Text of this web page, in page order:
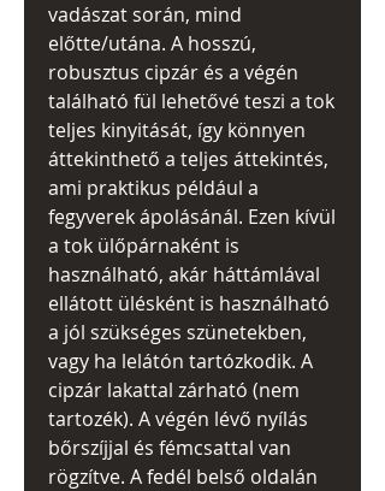
vadászat során, mind
előtte/utána. A hosszú,
robusztus cipzár és a végén
található fül lehetővé teszi a tok
teljes kinyitását, így könnyen
áttekinthető a teljes áttekintés,
ami praktikus például a
fegyverek ápolásánál. Ezen kívül
a tok ülőpárnaként is
használható, akár háttámlával
ellátott ülésként is használható
a jól szükséges szünetekben,
vagy ha lelátón tartózkodik. A
cipzár lakattal zárható (nem
tartozék). A végén lévő nyílás
bőrszíjjal és fémcsattal van
rögzítve. A fedél belső oldalán